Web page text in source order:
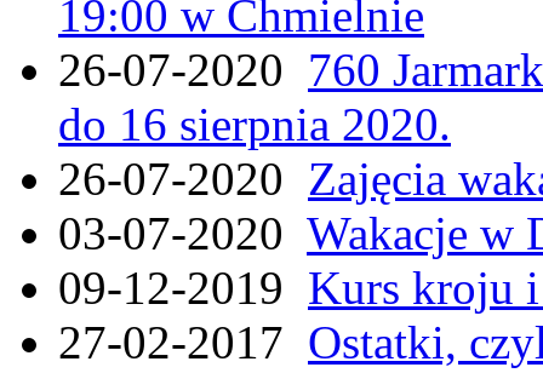
19:00 w Chmielnie
26-07-2020 760
do 16 sierpnia 2020.
26-07-2020 Zajęcia
03-07-2020 Wakacje w
09-12-2019 Kurs kroju i
27-02-2017 Ostatki,